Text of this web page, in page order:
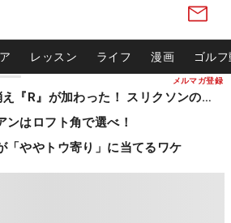
メルマガ登録
レッスン ライフ 漫画 ゴル
『4』が消え『R』が加わった！ スリクソンの新作
ンはロフト角で選べ！
「ややトウ寄り」に当てるワケ